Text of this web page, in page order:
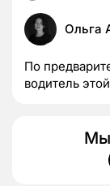
Ольга
По
водитель
Мы